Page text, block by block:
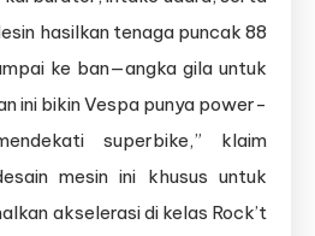
hasilkan tenaga puncak 88
ke ban—angka gila untuk
ini bikin Vespa punya power-
superbike,” klaim
mesin ini khusus untuk
akselerasi di kelas Rock’t